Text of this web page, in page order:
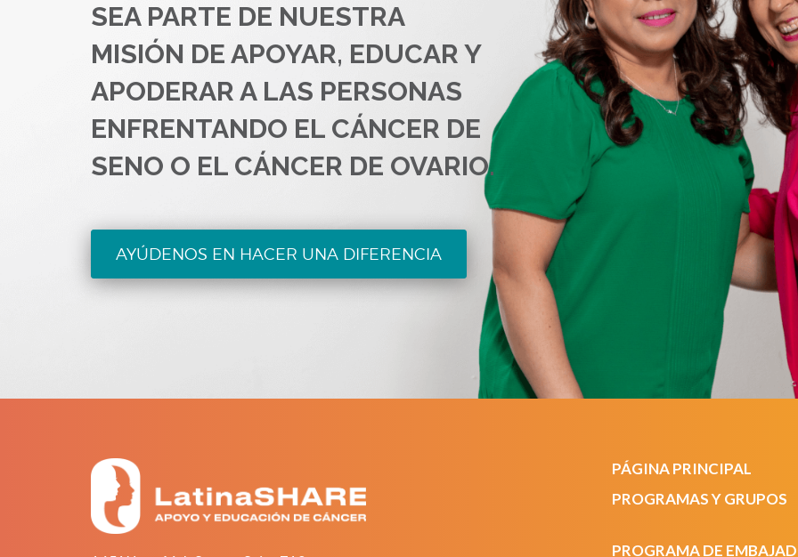
SEA PARTE DE NUESTRA
MISIÓN DE APOYAR, EDUCAR Y
APODERAR A LAS PERSONAS
ENFRENTANDO EL CÁNCER DE
SENO O EL CÁNCER DE OVARIO.
AYÚDENOS EN HACER UNA DIFERENCIA
PÁGINA PRINCIPAL
PROGRAMAS Y GRUPOS
PROGRAMA DE